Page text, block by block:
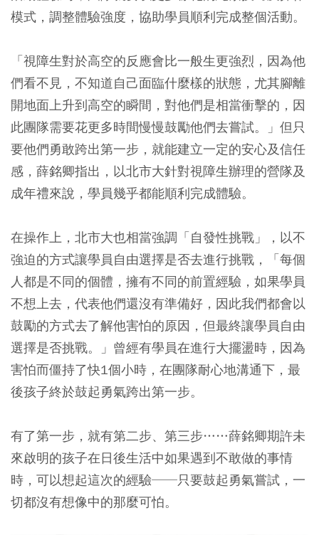
模式，調整體驗強度，協助學員順利完成整個活動。
「視障生對於高空的反應會比一般生更強烈，因為他
們看不見，不知道自己面臨什麼樣的狀態，尤其腳離
開地面上升到高空的瞬間，對他們是相當衝擊的，因
此團隊需要花更多時間慢慢鼓勵他們去嘗試。」但只
要他們勇敢跨出第一步，就能建立一定的安心及信任
感，薛銘卿指出，以北市大針對視障生辦理的營隊及
成年禮來說，學員幾乎都能順利完成體驗。
在操作上，北市大也相當強調「自發性挑戰」，以不
強迫的方式讓學員自由選擇是否去進行挑戰，「每個
人都是不同的個體，擁有不同的前置經驗，如果學員
不想上去，代表他們還沒有準備好，因此我們都會以
鼓勵的方式去了解他害怕的原因，但最終讓學員自由
選擇是否挑戰。」曾經有學員在進行大擺盪時，因為
害怕而僵持了快1個小時，在團隊耐心地溝通下，最
後孩子終於鼓起勇氣跨出第一步。
有了第一步，就有第二步、第三步……薛銘卿期許未
來啟明的孩子在日後生活中如果遇到不敢做的事情
時，可以想起這次的經驗──只要鼓起勇氣嘗試，一
切都沒有想像中的那麼可怕。